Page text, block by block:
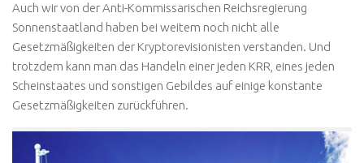
Auch wir von der Anti-Kommissarischen Reichsregierung
Sonnenstaatland haben bei weitem noch nicht alle
Gesetzmäßigkeiten der Kryptorevisionisten verstanden. Und
trotzdem kann man das Handeln einer jeden KRR, eines jeden
Scheinstaates und sonstigen Gebildes auf einige konstante
Gesetzmäßigkeiten zurückführen.